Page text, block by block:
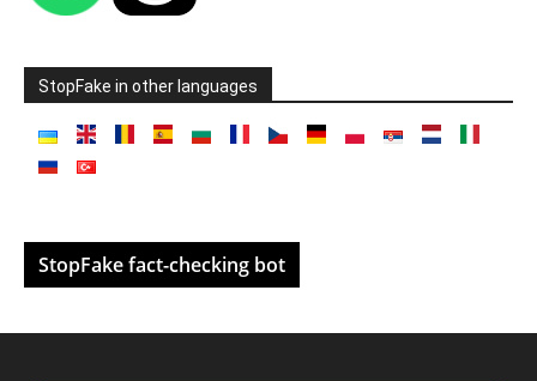
StopFake in other languages
StopFake fact-checking bot